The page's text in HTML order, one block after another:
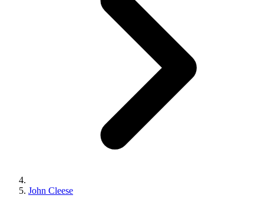
John Cleese